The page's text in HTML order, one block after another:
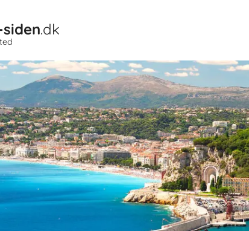
.dk